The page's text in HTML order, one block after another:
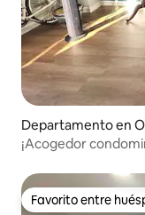
Departamento en
¡Acogedor
Favorito entre
Favorito entre